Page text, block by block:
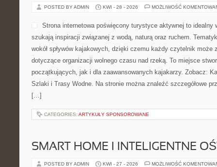
POSTED BY ADMIN KWI - 28 - 2026 MOŻLIWOŚĆ
Strona internetowa poświęcony turystyce aktywnej to idealny
szukają inspiracji związanej z wodą, naturą oraz ruchem.
wokół spływów kajakowych, dzięki czemu każdy czytelnik może
dotyczące organizacji wolnego czasu nad rzeką. To miejsce
początkujących, jak i dla zaawansowanych kajakarzy. Zobacz:
Szlaki i Trasy Wodne. Na stronie można znaleźć szczegółowe
[…]
CATEGORIES: ARTYKUŁY SPONSOROWANE
SMART HOME I INTELIGENTNE
POSTED BY ADMIN KWI - 27 - 2026 MOŻLIWOŚĆ